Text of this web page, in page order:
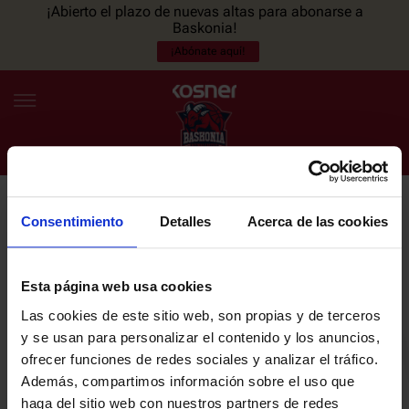
Consentimiento Detalles Acerca de las cookies
Esta página web usa cookies
Las cookies de este sitio web, son propias y de terceros
y se usan para personalizar el contenido y los anuncios,
ofrecer funciones de redes sociales y analizar el tráfico.
Además, compartimos información sobre el uso que
haga del sitio web con nuestros partners de redes
¡Abierto el plazo de nuevas altas para abonarse a
Baskonia!
¡Abónate aquí!
ES EU
NOTICIAS
PLANTILLA
ENTRADAS
NEWSLETTER
últimas noticias y promociones del club.
Email
He leído y acepto laPolítica de privacidaddel SASKI BASKONIA